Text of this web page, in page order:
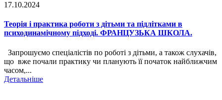
17.10.2024
Теорія і практика роботи з дітьми та підлітками в
психодинамічному підході. ФРАНЦУЗЬКА ШКОЛА.
Запрошуємо спеціалістів по роботі з дітьми, а також слухачів,
що вже почали практику чи планують її початок найближчим
часом,...
Детальніше